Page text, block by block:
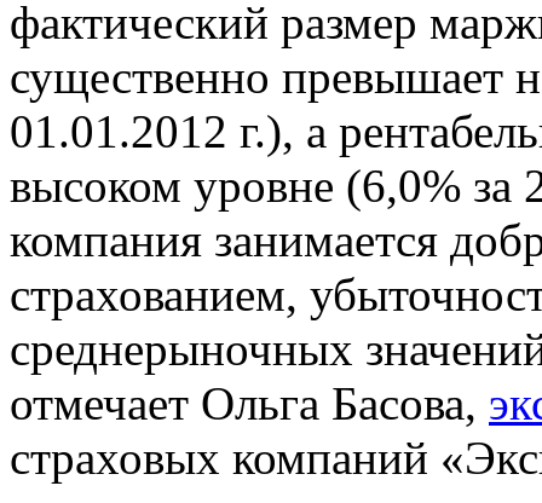
фактический размер
существенно превышает
01.01.2012 г.), а
высоком уровне (6,0%
компания занимается
страхованием,
среднерыночных
отмечает Ольга Басова,
страховых компаний